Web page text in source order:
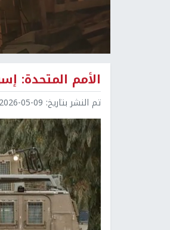
الأمم المتحدة: إسرائيل هجرت نحو
تم النشر بتاريخ: 2026-05-09 10:36